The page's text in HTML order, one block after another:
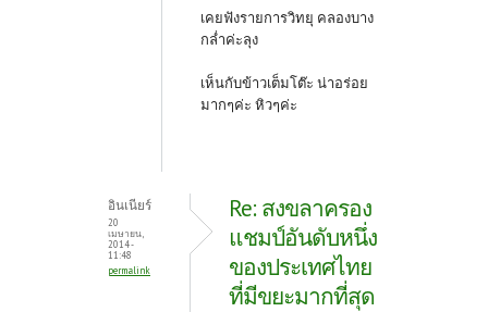
เคยฟังรายการวิทยุ คลองบาง
กล่ำค่ะลุง
เห็นกับข้าวเต็มโต๊ะ น่าอร่อย
มากๆค่ะ หิวๆค่ะ
อินเนียร์
20
เมษายน,
2014 -
11:48
permalink
Re: สงขลาครอง
แชมป์อันดับหนึ่ง
ของประเทศไทย
ที่มีขยะมากที่สุด